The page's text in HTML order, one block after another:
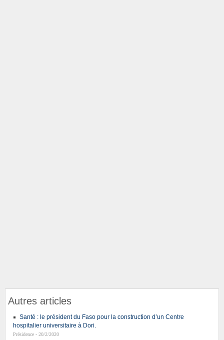
Autres articles
Santé : le président du Faso pour la construction d’un Centre
hospitalier universitaire à Dori.
Présidence - 20/2/2020